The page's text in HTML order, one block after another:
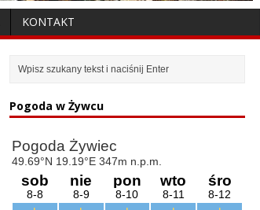
KONTAKT
Pogoda w Żywcu